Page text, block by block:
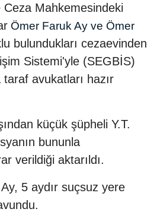
Ceza Mahkemesindeki
Ömer Faruk Ay ve Ömer
bulundukları cezaevinden
Sistemi'yle (SEGBİS)
taraf avukatları hazır
küçük şüpheli Y.T.
bununla
verildiği aktarıldı.
5 aydır suçsuz yere